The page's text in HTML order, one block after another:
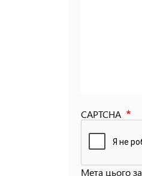
CAPTCHA
Мета цього